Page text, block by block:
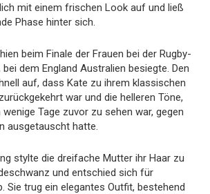
mit einem frischen Look auf und ließ
Phase hinter sich.
beim Finale der Frauen bei der Rugby-
dem England Australien besiegte. Den
auf, dass Kate zu ihrem klassischen
war und die helleren Töne,
Tage zuvor zu sehen war, gegen
ausgetauscht hatte.
stylte die dreifache Mutter ihr Haar zu
und entschied sich für
Sie trug ein elegantes Outfit, bestehend